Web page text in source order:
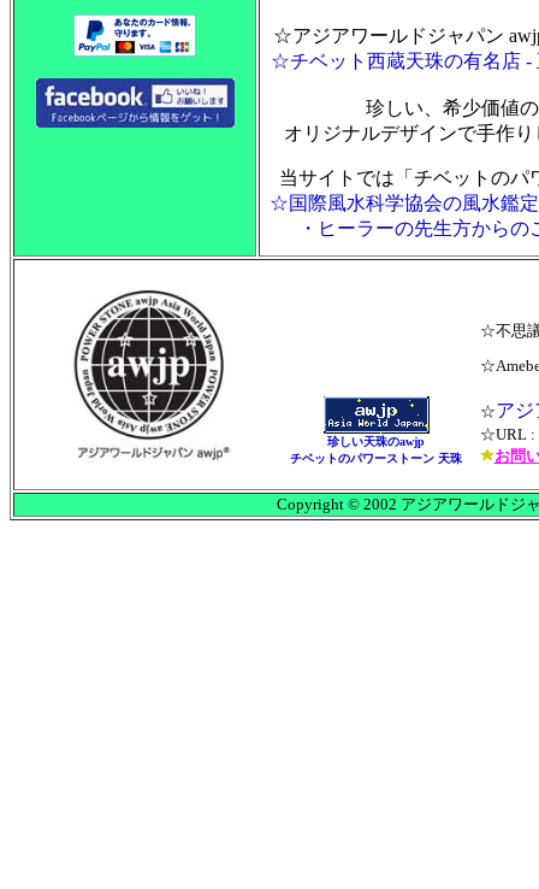
☆アジアワールドジャパン
☆チベット西蔵天珠の有名店 -
珍しい、希少価値
オリジナルデザインで手作
当サイトでは「チベットの
☆国際風水科学協会の風水鑑
・ヒーラーの先生方から
珍しい天珠のawjp
チベットのパワーストーン 天珠
☆不思
☆ア
☆URL :
お問
Copyright © 2002 アジアワールドジ